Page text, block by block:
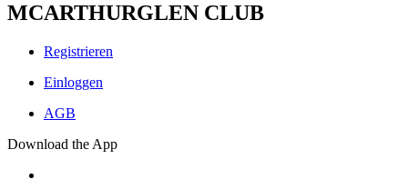
MCARTHURGLEN CLUB
Registrieren
Einloggen
AGB
Download the App